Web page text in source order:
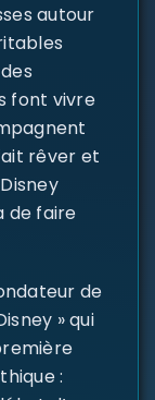
autour
font vivre
rêver et
de faire
de
» qui
: